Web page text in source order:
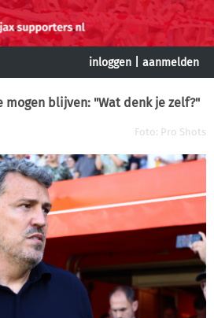
inloggen aanmelden
mogen blijven: "Wat denk je zelf?"
Foto: Pro Shots